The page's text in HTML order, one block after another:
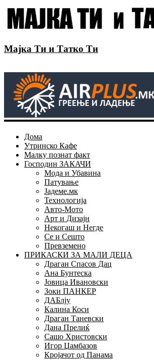
Мајка Ти и Татко Ти
Дома
Утринско Кафе
Малку познат факт
Господин ЗАКАЧИ
Мода и Убавина
Патување
Јадеме.мк
Технологија
Авто-Мото
Арт и Дизајн
Некогаш и Негде
Се и Сешто
Превземено
ПРИКАСКИ ЗА МАЛИ ДЕЦА
Драган Спасов Дац
Ана Бунтеска
Јовица Ивановски
Зоки ПАНКЕР
ДАБлју
Калина Коси
Драган Таневски
Дана Прелиќ
Сашо Христовски
Игор Џамбазов
Кројачот од Панама